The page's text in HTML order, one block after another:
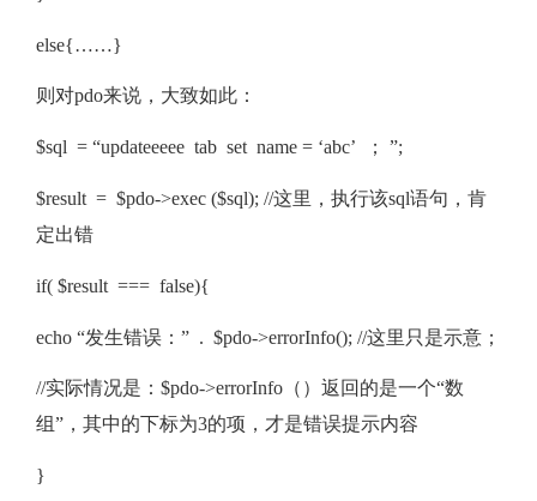
else{……}
则对pdo来说，大致如此：
$sql = “updateeeee tab set name = ‘abc’ ； ”;
$result = $pdo->exec ($sql); //这里，执行该sql语句，肯
定出错
if( $result === false){
echo “发生错误：” . $pdo->errorInfo(); //这里只是示意；
//实际情况是：$pdo->errorInfo（）返回的是一个“数
组”，其中的下标为3的项，才是错误提示内容
}